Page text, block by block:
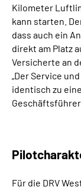
Kilometer
kann starten.
dass auch ein
direkt am Platz
Versicherte an
„Der Service
identisch zu
Für die DRV